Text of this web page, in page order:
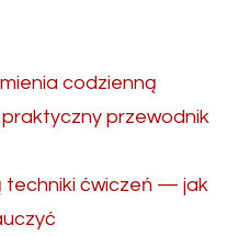
codzienną
przewodnik
techniki ćwiczeń — jak